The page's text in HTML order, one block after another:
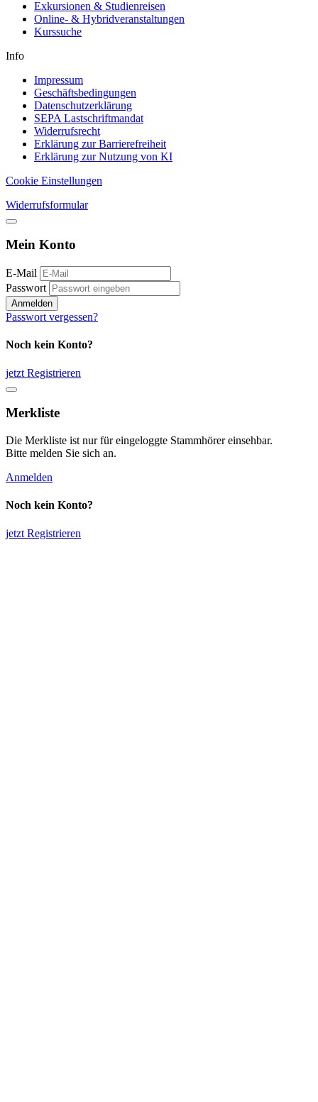
Exkursionen & Studienreisen
Online- & Hybridveranstaltungen
Kurssuche
Info
Impressum
Geschäftsbedingungen
Datenschutzerklärung
SEPA Lastschriftmandat
Widerrufsrecht
Erklärung zur Barrierefreiheit
Erklärung zur Nutzung von KI
Cookie Einstellungen
Widerrufsformular
Mein Konto
E-Mail
Passwort
Anmelden
Passwort vergessen?
Noch kein Konto?
jetzt Registrieren
Merkliste
Die Merkliste ist nur für eingeloggte Stammhörer einsehbar.
Bitte melden Sie sich an.
Anmelden
Noch kein Konto?
jetzt Registrieren